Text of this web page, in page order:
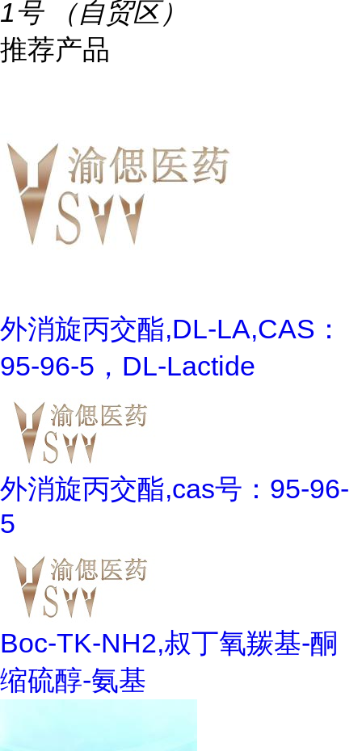
1号 （自贸区）
推荐产品
外消旋丙交酯,DL-LA,CAS：
95-96-5，DL-Lactide
外消旋丙交酯,cas号：95-96-
5
Boc-TK-NH2,叔丁氧羰基-酮
缩硫醇-氨基